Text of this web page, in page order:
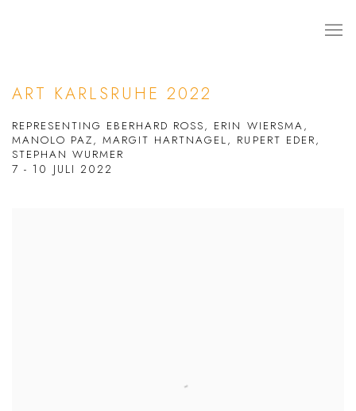
ART KARLSRUHE 2022
REPRESENTING EBERHARD ROSS, ERIN WIERSMA,
MANOLO PAZ, MARGIT HARTNAGEL, RUPERT EDER,
STEPHAN WURMER
7 - 10 JULI 2022